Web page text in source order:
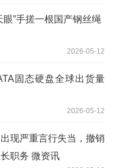
眼”手搓一根国产钢丝绳
2026-05-12
固态硬盘全球出货量
2026-05-12
现严重言行失当，撤销
职务 微资讯